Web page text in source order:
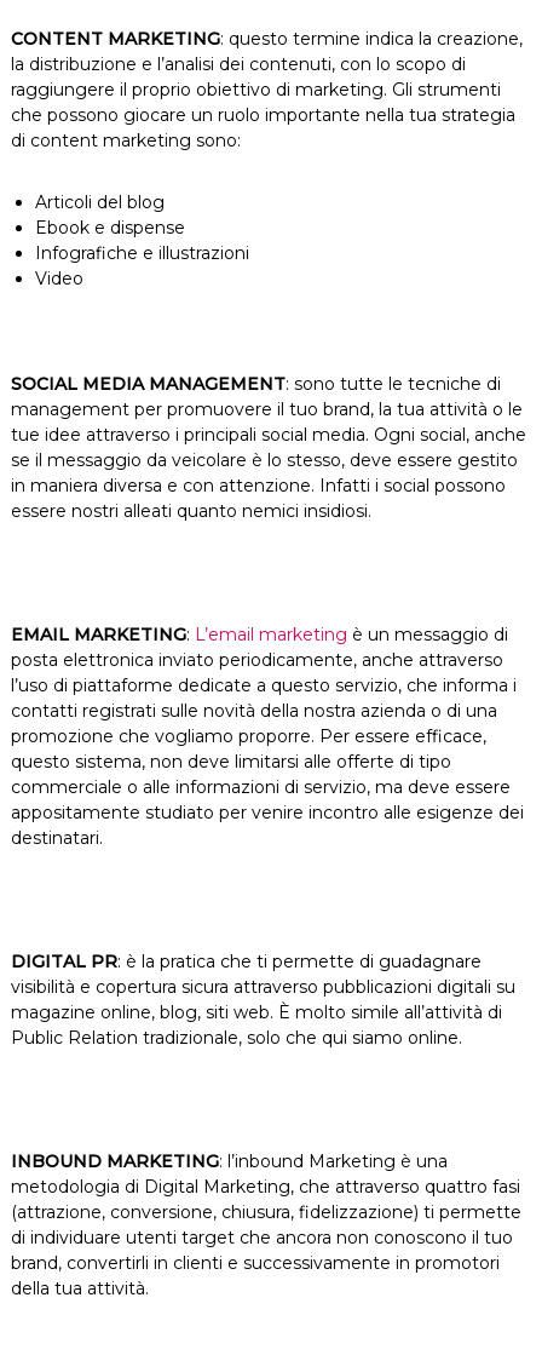
CONTENT MARKETING: questo termine indica la creazione,
la distribuzione e l’analisi dei contenuti, con lo scopo di
raggiungere il proprio obiettivo di marketing. Gli strumenti
che possono giocare un ruolo importante nella tua strategia
di content marketing sono:
Articoli del blog
Ebook e dispense
Infografiche e illustrazioni
Video
SOCIAL MEDIA MANAGEMENT: sono tutte le tecniche di
management per promuovere il tuo brand, la tua attività o le
tue idee attraverso i principali social media. Ogni social, anche
se il messaggio da veicolare è lo stesso, deve essere gestito
in maniera diversa e con attenzione. Infatti i social possono
essere nostri alleati quanto nemici insidiosi.
EMAIL MARKETING: L’email marketing è un messaggio di
posta elettronica inviato periodicamente, anche attraverso
l’uso di piattaforme dedicate a questo servizio, che informa i
contatti registrati sulle novità della nostra azienda o di una
promozione che vogliamo proporre. Per essere efficace,
questo sistema, non deve limitarsi alle offerte di tipo
commerciale o alle informazioni di servizio, ma deve essere
appositamente studiato per venire incontro alle esigenze dei
destinatari.
DIGITAL PR: è la pratica che ti permette di guadagnare
visibilità e copertura sicura attraverso pubblicazioni digitali su
magazine online, blog, siti web. È molto simile all’attività di
Public Relation tradizionale, solo che qui siamo online.
INBOUND MARKETING: l’inbound Marketing è una
metodologia di Digital Marketing, che attraverso quattro fasi
(attrazione, conversione, chiusura, fidelizzazione) ti permette
di individuare utenti target che ancora non conoscono il tuo
brand, convertirli in clienti e successivamente in promotori
della tua attività.